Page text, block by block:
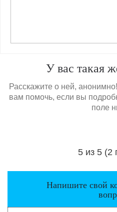
У вас такая
Расскажите о ней,
вам помочь, если вы
поле
5 из 5 (2
Напишите свой